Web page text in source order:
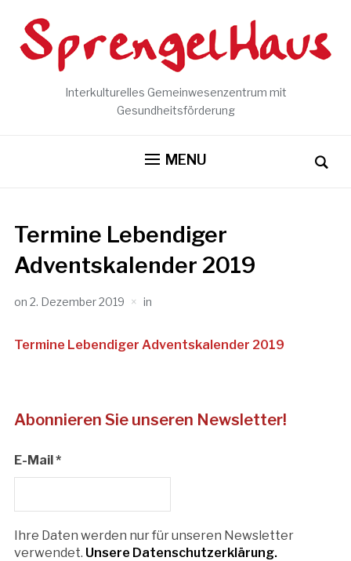
Interkulturelles Gemeinwesenzentrum mit
Gesundheitsförderung
MENU
Termine Lebendiger
Adventskalender 2019
on 2. Dezember 2019 in
Termine Lebendiger Adventskalender 2019
Abonnieren Sie unseren Newsletter!
E-Mail*
Ihre Daten werden nur für unseren Newsletter
verwendet. Unsere Datenschutzerklärung.